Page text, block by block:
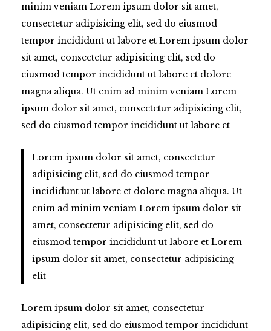
minim veniam Lorem ipsum dolor sit amet,
consectetur adipisicing elit, sed do eiusmod
tempor incididunt ut labore et Lorem ipsum dolor
sit amet, consectetur adipisicing elit, sed do
eiusmod tempor incididunt ut labore et dolore
magna aliqua. Ut enim ad minim veniam Lorem
ipsum dolor sit amet, consectetur adipisicing elit,
sed do eiusmod tempor incididunt ut labore et
Lorem ipsum dolor sit amet, consectetur
adipisicing elit, sed do eiusmod tempor
incididunt ut labore et dolore magna aliqua. Ut
enim ad minim veniam Lorem ipsum dolor sit
amet, consectetur adipisicing elit, sed do
eiusmod tempor incididunt ut labore et Lorem
ipsum dolor sit amet, consectetur adipisicing
elit
Lorem ipsum dolor sit amet, consectetur
adipisicing elit, sed do eiusmod tempor incididunt